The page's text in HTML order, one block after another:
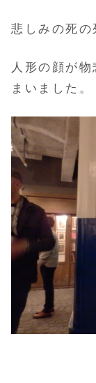
悲しみの死の
人形の顔が
まいました。